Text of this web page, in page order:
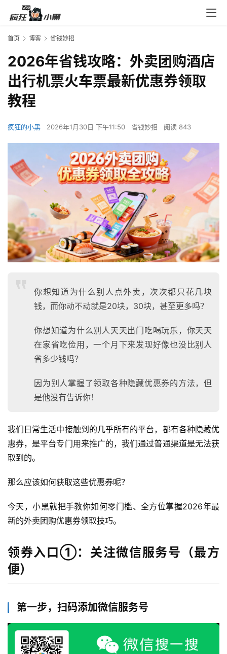
首页 博客 省钱妙招
2026年省钱攻略：外卖团购酒店
出行机票火车票最新优惠券领取
教程
疯狂的小黑 2026年1月30日 下午11:50 省钱妙招 阅读 843
你想知道为什么别人点外卖，次次都只花几块
钱，而你动不动就是20块，30块，甚至更多吗？
你想知道为什么别人天天出门吃喝玩乐，你天天
在家省吃俭用，一个月下来发现好像也没比别人
省多少钱吗？
因为别人掌握了领取各种隐藏优惠券的方法，但
是他没有告诉你！
我们日常生活中接触到的几乎所有的平台，都有各种隐藏优
惠券，是平台专门用来推广的，我们通过普通渠道是无法获
取到的。
那么应该如何获取这些优惠券呢？
今天，小黑就把手教你如何零门槛、全方位掌握2026年最
新的外卖团购优惠券领取技巧。
领券入口①：关注微信服务号（最方
便）
第一步，扫码添加微信服务号